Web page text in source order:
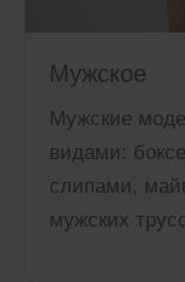
Мужское
Мужские
видами:
слипами,
мужских